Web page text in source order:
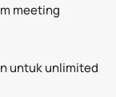
meeting
untuk unlimited